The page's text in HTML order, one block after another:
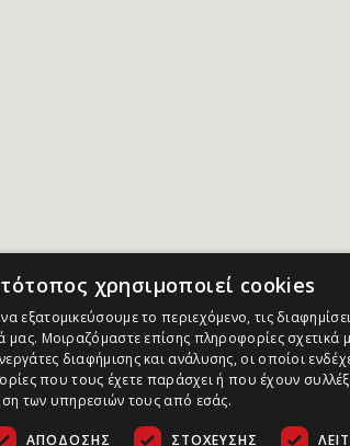
χρησιμοποιεί cookies
εξατομικεύσουμε το περιεχόμενο, τις
μας. Μοιραζόμαστε επίσης πληροφορίες σχετικά
διαφήμισης και ανάλυσης, οι οποίοι
που τους έχετε παράσχει ή που έχουν
των υπηρεσιών τους από εσάς.
ΑΠΌΔΟΣΗΣ ΣΤΌΧΕΥΣΗΣ